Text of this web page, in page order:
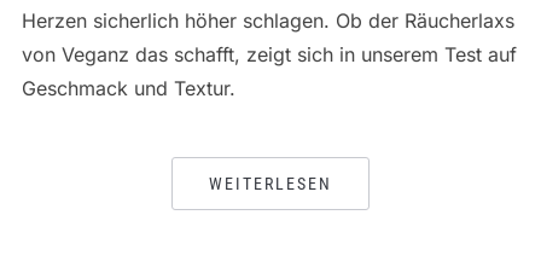
Herzen sicherlich höher schlagen. Ob der Räucherlaxs
von Veganz das schafft, zeigt sich in unserem Test auf
Geschmack und Textur.
WEITERLESEN